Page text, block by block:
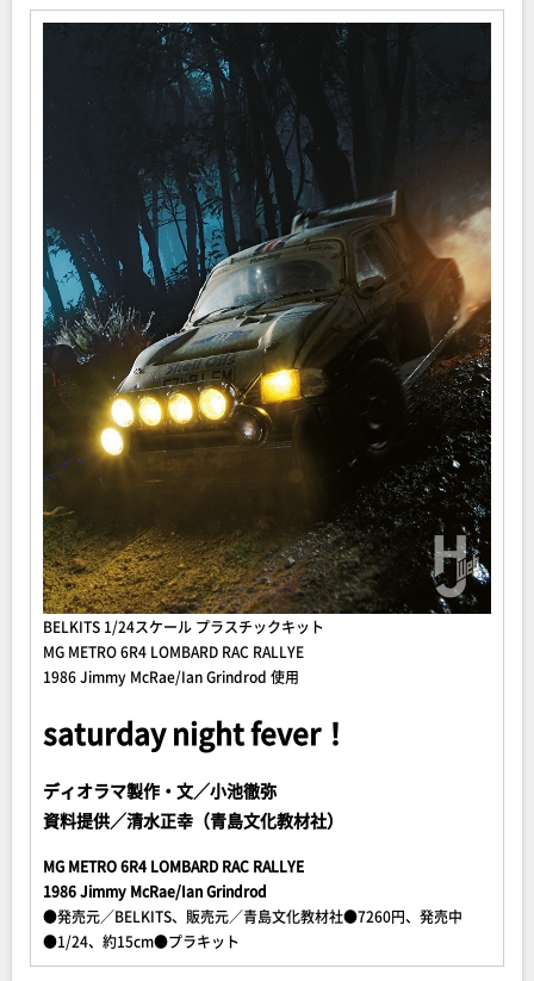
BELKITS 1/24スケール プラスチックキット
MG METRO 6R4 LOMBARD RAC RALLYE
1986 Jimmy McRae/Ian Grindrod 使用
saturday night fever！
ディオラマ製作・文／小池徹弥
資料提供／清水正幸（青島文化教材社）
MG METRO 6R4 LOMBARD RAC RALLYE
1986 Jimmy McRae/Ian Grindrod
●発売元／BELKITS、販売元／青島文化教材社●7260円、発売中
●1/24、約15cm●プラキット